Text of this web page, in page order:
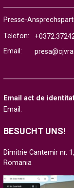
Presse-
Telefon:
Email:
Email act de
Email:
BESUCHT UNS!
Dimitrie Cantemir nr.
Romania